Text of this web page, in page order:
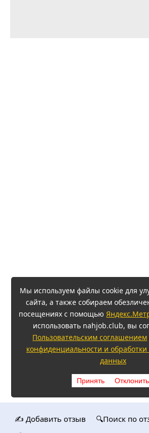
Мы используем файлы cookie для
сайта, а также собираем
посещениях с помощью
использовать nahjob.club, вы
Пользовательским соглашением
конфиденциальности и
данных
Принять Отклонить
✍️ Добавить отзыв
🔍Поиск по